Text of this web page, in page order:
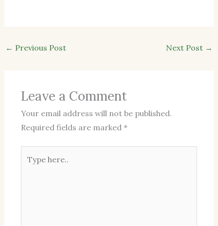
← Previous Post Next Post →
Leave a Comment
Your email address will not be published.
Required fields are marked *
here..